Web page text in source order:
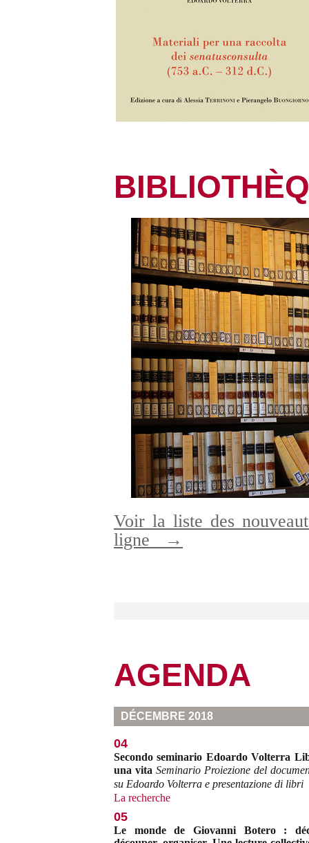
Voir la liste des
ligne
→
AGENDA
DÉCEMBRE 2018
04
Secondo seminario Edoardo Volterra
una vita Seminario Proiezione del
su Edoardo Volterra e presentazione di libri
La recherche
05
Le monde de Giovanni Botero :